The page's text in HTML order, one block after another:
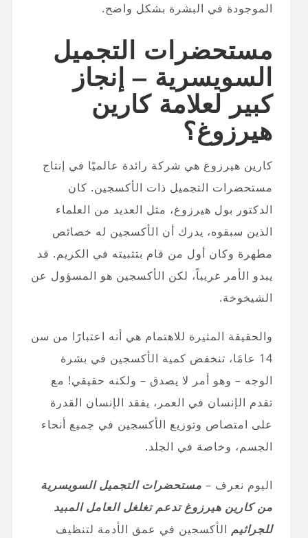
الموجودة في البشرة بشكل واضح.
مستحضرات التجميل
السويسرية – إنجاز
كبير لعلامة كارين
هيرزوغ؟
كارين هيرزوغ هي شركة رائدة عالميًا في إنتاج
مستحضرات التجميل ذات الأكسجين. كان
الدكتور بول هيرزوغ، مثل العديد من العلماء
الذين سبقوه، يدرك أن الأكسجين له خصائص
مطهرة وكان أول من قام بتثبيته في الكريم. قد
يبدو الأمر غريباً، لكن الأكسجين هو المسؤول عن
الشيخوخة.
والحقيقة المثيرة للاهتمام هي أنه اعتبارًا من سن
14 عامًا، تنخفض كمية الأكسجين في بشرة
الوجه – وهو أمر لا يصدق – ولكنه حقيقي! مع
تقدم الإنسان في العمر، يفقد الإنسان القدرة
على امتصاص وتوزيع الأكسجين في جميع أنحاء
الجسم، وخاصة في الجلد.
اليوم نعرف – مستحضرات التجميل السويسرية
من كارين هيرزوغ تدعم تغلغل العامل المبيد
للجراثيم الأكسجين في عمق الأدمة لتنظيف